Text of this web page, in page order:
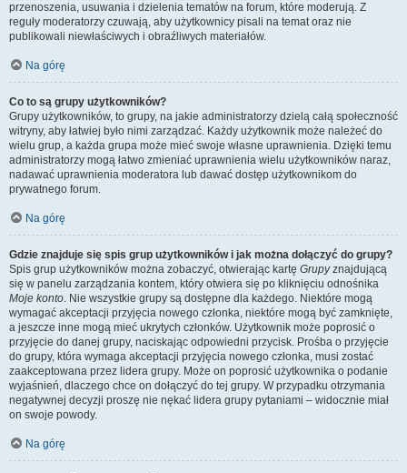
przenoszenia, usuwania i dzielenia tematów na forum, które moderują. Z
reguły moderatorzy czuwają, aby użytkownicy pisali na temat oraz nie
publikowali niewłaściwych i obraźliwych materiałów.
Na górę
Co to są grupy użytkowników?
Grupy użytkowników, to grupy, na jakie administratorzy dzielą całą społeczność
witryny, aby łatwiej było nimi zarządzać. Każdy użytkownik może należeć do
wielu grup, a każda grupa może mieć swoje własne uprawnienia. Dzięki temu
administratorzy mogą łatwo zmieniać uprawnienia wielu użytkowników naraz,
nadawać uprawnienia moderatora lub dawać dostęp użytkownikom do
prywatnego forum.
Na górę
Gdzie znajduje się spis grup użytkowników i jak można dołączyć do grupy?
Spis grup użytkowników można zobaczyć, otwierając kartę Grupyznajdującą
się w panelu zarządzania kontem, który otwiera się po kliknięciu odnośnika
Moje konto. Nie wszystkie grupy są dostępne dla każdego. Niektóre mogą
wymagać akceptacji przyjęcia nowego członka, niektóre mogą być zamknięte,
a jeszcze inne mogą mieć ukrytych członków. Użytkownik może poprosić o
przyjęcie do danej grupy, naciskając odpowiedni przycisk. Prośba o przyjęcie
do grupy, która wymaga akceptacji przyjęcia nowego członka, musi zostać
zaakceptowana przez lidera grupy. Może on poprosić użytkownika o podanie
wyjaśnień, dlaczego chce on dołączyć do tej grupy. W przypadku otrzymania
negatywnej decyzji proszę nie nękać lidera grupy pytaniami – widocznie miał
on swoje powody.
Na górę